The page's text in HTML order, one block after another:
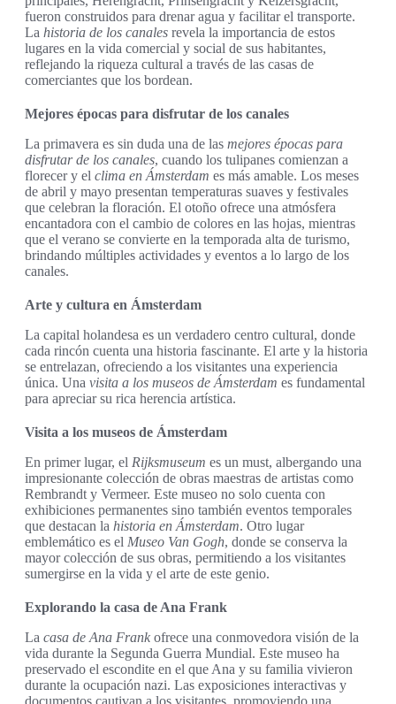
fueron construidos para drenar agua y facilitar el transporte.
La historia de los canales revela la importancia de estos
lugares en la vida comercial y social de sus habitantes,
reflejando la riqueza cultural a través de las casas de
comerciantes que los bordean.
Mejores épocas para disfrutar de los canales
La primavera es sin duda una de las mejores épocas para
disfrutar de los canales, cuando los tulipanes comienzan a
florecer y el clima en Ámsterdam es más amable. Los meses
de abril y mayo presentan temperaturas suaves y festivales
que celebran la floración. El otoño ofrece una atmósfera
encantadora con el cambio de colores en las hojas, mientras
que el verano se convierte en la temporada alta de turismo,
brindando múltiples actividades y eventos a lo largo de los
canales.
Arte y cultura en Ámsterdam
La capital holandesa es un verdadero centro cultural, donde
cada rincón cuenta una historia fascinante. El arte y la historia
se entrelazan, ofreciendo a los visitantes una experiencia
única. Una visita a los museos de Ámsterdam es fundamental
para apreciar su rica herencia artística.
Visita a los museos de Ámsterdam
En primer lugar, el Rijksmuseum es un must, albergando una
impresionante colección de obras maestras de artistas como
Rembrandt y Vermeer. Este museo no solo cuenta con
exhibiciones permanentes sino también eventos temporales
que destacan la historia en Ámsterdam. Otro lugar
emblemático es el Museo Van Gogh, donde se conserva la
mayor colección de sus obras, permitiendo a los visitantes
sumergirse en la vida y el arte de este genio.
Explorando la casa de Ana Frank
La casa de Ana Frank ofrece una conmovedora visión de la
vida durante la Segunda Guerra Mundial. Este museo ha
preservado el escondite en el que Ana y su familia vivieron
durante la ocupación nazi. Las exposiciones interactivas y